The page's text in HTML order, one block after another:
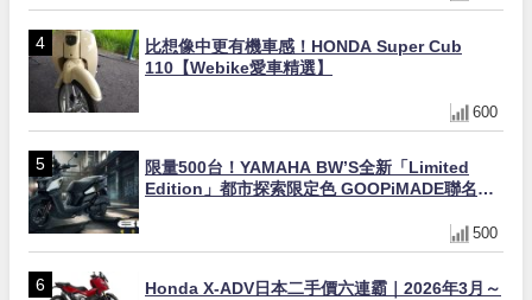
比想像中更有機車感！HONDA Super Cub
110【Webike愛車精選】
600
限量500台！YAMAHA BW’S全新「Limited
Edition」都市探索限定色 GOOPiMADE聯名包
500
Honda X-ADV日本二手價六連霸｜2026年3月～